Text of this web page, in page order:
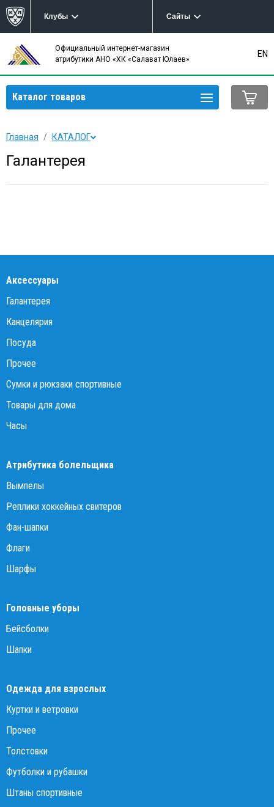
Клубы Сайты
Официальный интернет-магазин
атрибутики АНО «ХК «Салават Юлаев»
EN
Каталог товаров
Главная КАТАЛОГ
Галантерея
Аксессуары
Галантерея
Канцелярия
Посуда
Прочее
Сумки и рюкзаки спортивные
Товары для дома
Часы
Атрибутика болельщика
Вымпелы
Реплики хоккейных свитеров
Фан-шапки
Флаги
Шарфы
Головные уборы
Бейсболки
Шапки
Одежда для взрослых
Куртки и ветровки
Прочее
Толстовки
Футболки и рубашки
Штаны спортивные